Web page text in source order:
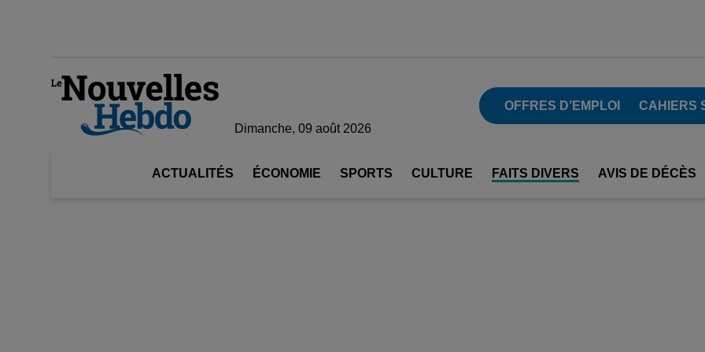
Dimanche, 09 août 2026
OFFRES D’EMPLOI CAHIERS
ACTUALITÉS ÉCONOMIE SPORTS CULTURE FAITS DIVERS AVIS DE DÉCÈS